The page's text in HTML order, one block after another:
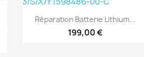
Aperçu rapide
Réparation Batterie Lithium...
199,00 €